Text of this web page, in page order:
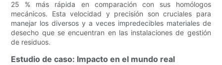
25 % más rápida en comparación con sus homólogos
mecánicos. Esta velocidad y precisión son cruciales para
manejar los diversos y a veces impredecibles materiales de
desecho que se encuentran en las instalaciones de gestión
de residuos.
Estudio de caso: Impacto en el mundo real